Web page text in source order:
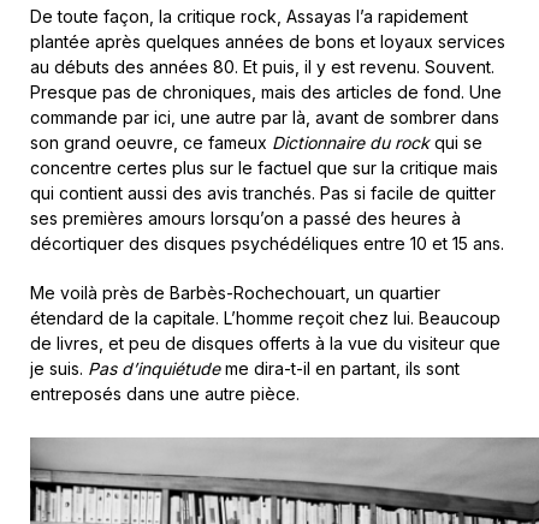
De toute façon, la critique rock, Assayas l’a rapidement
plantée après quelques années de bons et loyaux services
au débuts des années 80. Et puis, il y est revenu. Souvent.
Presque pas de chroniques, mais des articles de fond. Une
commande par ici, une autre par là, avant de sombrer dans
son grand oeuvre, ce fameux Dictionnaire du rockqui se
concentre certes plus sur le factuel que sur la critique mais
qui contient aussi des avis tranchés. Pas si facile de quitter
ses premières amours lorsqu’on a passé des heures à
décortiquer des disques psychédéliques entre 10 et 15 ans.
Me voilà près de Barbès-Rochechouart, un quartier
étendard de la capitale. L’homme reçoit chez lui. Beaucoup
de livres, et peu de disques offerts à la vue du visiteur que
je suis. Pas d’inquiétudeme dira-t-il en partant, ils sont
entreposés dans une autre pièce.